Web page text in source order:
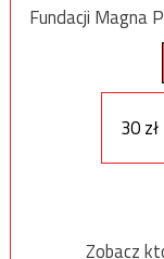
Fundacji Magna
30 zł
Zobacz